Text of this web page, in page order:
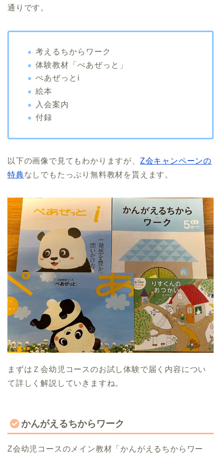
通りです。
考えるちからワーク
体験教材「ぺあぜっと」
ぺあぜっとi
絵本
入会案内
付録
以下の画像で見てもわかりますが、 Z会キャンペーンの
特典なしでもたっぷり無料教材を貰えます。
まずはＺ会幼児コースのお試し体験で届く内容につい
て詳しく解説していきますね。
かんがえるちからワーク
Z会幼児コースのメイン教材「かんがえるちからワー